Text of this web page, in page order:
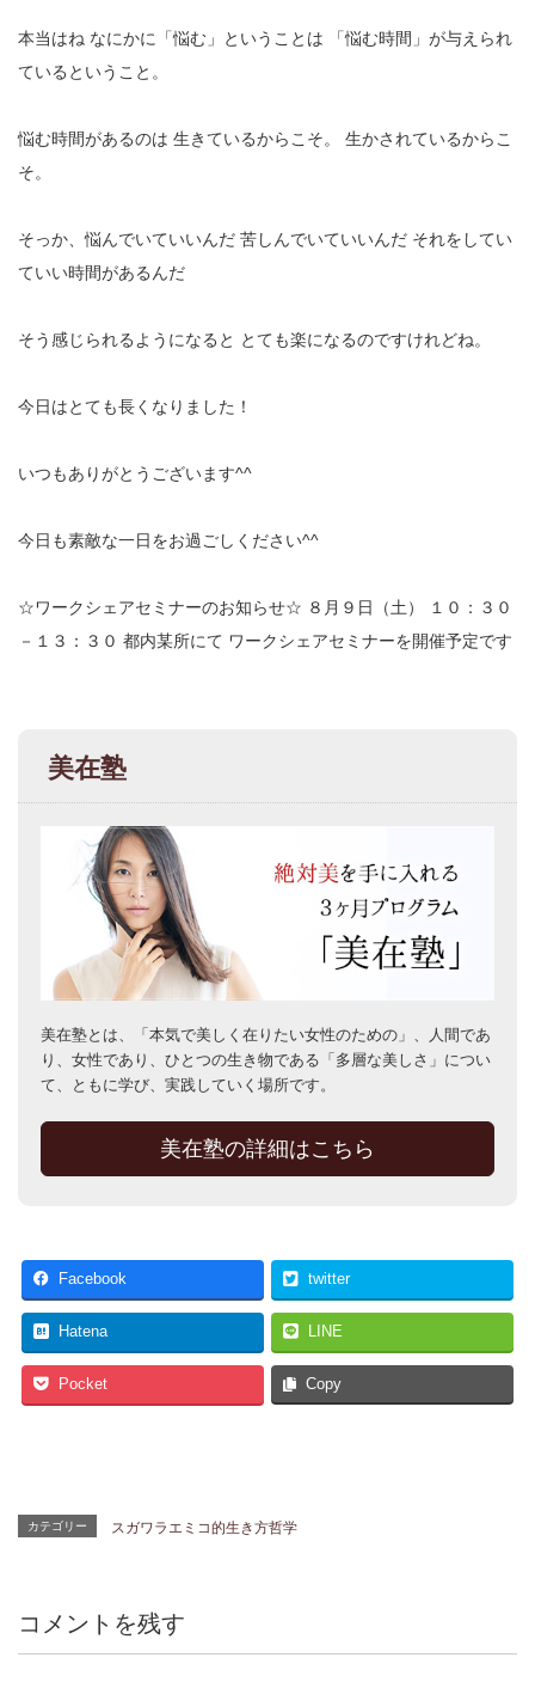
本当はね なにかに「悩む」ということは 「悩む時間」が与えられ
ているということ。
悩む時間があるのは 生きているからこそ。
生かされているからこ
そ。
そっか、悩んでいていいんだ 苦しんでいていいんだ それをしてい
ていい時間があるんだ
そう感じられるようになると とても楽になるのですけれどね。
今日はとても長くなりました！
いつもありがとうございます^^
今日も素敵な一日をお過ごしください^^
☆ワークシェアセミナーのお知らせ☆ ８月９日（土）
１０：３０
－１３：３０ 都内某所にて ワークシェアセミナーを開催予定です
美在塾
美在塾とは、「本気で美しく在りたい女性のための」、人間であ
り、女性であり、ひとつの生き物である「多層な美しさ」につい
て、ともに学び、実践していく場所です。
美在塾の詳細はこちら
Facebook twitter
Hatena LINE
Pocket Copy
カテゴリー スガワラエミコ的生き方哲学
コメントを残す